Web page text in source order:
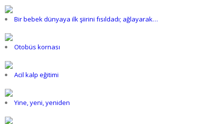
Bir bebek dünyaya ilk şiirini fısıldadı; ağlayarak…
Otobüs kornası
Acil kalp eğitimi
Yine, yeni, yeniden